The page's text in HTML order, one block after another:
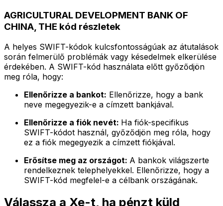
AGRICULTURAL DEVELOPMENT BANK OF
CHINA, THE kód részletek
A helyes SWIFT-kódok kulcsfontosságúak az átutalások
során felmerülő problémák vagy késedelmek elkerülése
érdekében. A SWIFT-kód használata előtt győződjön
meg róla, hogy:
Ellenőrizze a bankot: Ellenőrizze, hogy a bank
neve megegyezik-e a címzett bankjával.
Ellenőrizze a fiók nevét: Ha fiók-specifikus
SWIFT-kódot használ, győződjön meg róla, hogy
ez a fiók megegyezik a címzett fiókjával.
Erősítse meg az országot: A bankok világszerte
rendelkeznek telephelyekkel. Ellenőrizze, hogy a
SWIFT-kód megfelel-e a célbank országának.
Válassza a Xe-t, ha pénzt küld